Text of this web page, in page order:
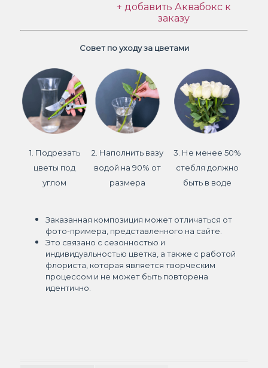
+ добавить Аквабокс к
заказу
Совет по уходу за цветами
1. Подрезать
цветы под
углом
2. Наполнить вазу
водой на 90% от
размера
3. Не менее 50%
стебля должно
быть в воде
Заказанная композиция может отличаться от
фото-примера, представленного на сайте.
Это связано с сезонностью и
индивидуальностью цветка, а также с работой
флориста, которая является творческим
процессом и не может быть повторена
идентично.